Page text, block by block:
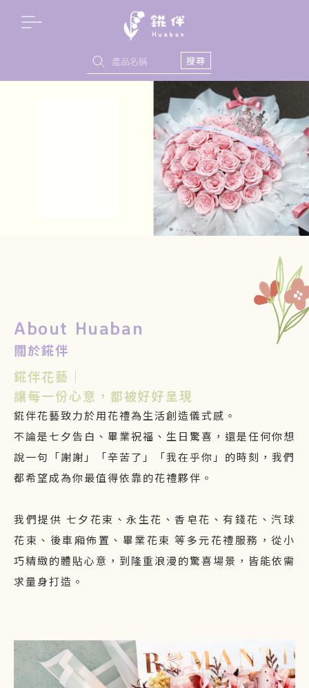
About Huaban
關於錵伴
錵伴花藝｜
讓每一份心意，都被好好呈現
錵伴花藝致力於用花禮為生活創造儀式感。
不論是七夕告白、畢業祝福、生日驚喜，還是任何你想
說一句「謝謝」「辛苦了」「我在乎你」的時刻，我們
都希望成為你最值得依靠的花禮夥伴。
我們提供 七夕花束、永生花、香皂花、有錢花、汽球
花束、後車廂佈置、畢業花束 等多元花禮服務，從小
巧精緻的體貼心意，到隆重浪漫的驚喜場景，皆能依需
求量身打造。